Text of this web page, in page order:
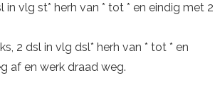
in vlg st* herh van * tot * en eindig met 2
2 dsl in vlg dsl* herh van * tot * en
af en werk draad weg.